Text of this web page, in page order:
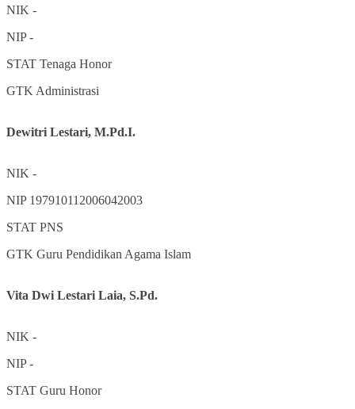
NIK -
NIP-
STAT Tenaga Honor
GTK Administrasi
Dewitri Lestari, M.Pd.I.
NIK -
NIP 197910112006042003
STAT PNS
GTK Guru Pendidikan Agama Islam
Vita Dwi Lestari Laia, S.Pd.
NIK -
NIP-
STAT Guru Honor